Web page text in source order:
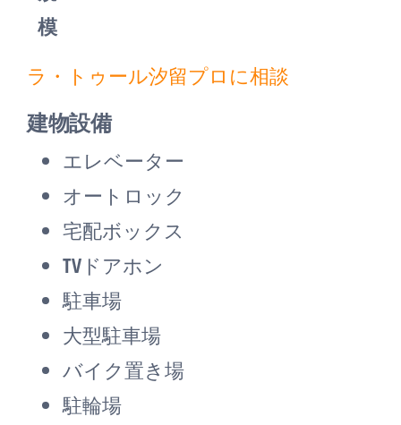
模
ラ・トゥール汐留プロに相談
建物設備
エレベーター
オートロック
宅配ボックス
TVドアホン
駐車場
大型駐車場
バイク置き場
駐輪場